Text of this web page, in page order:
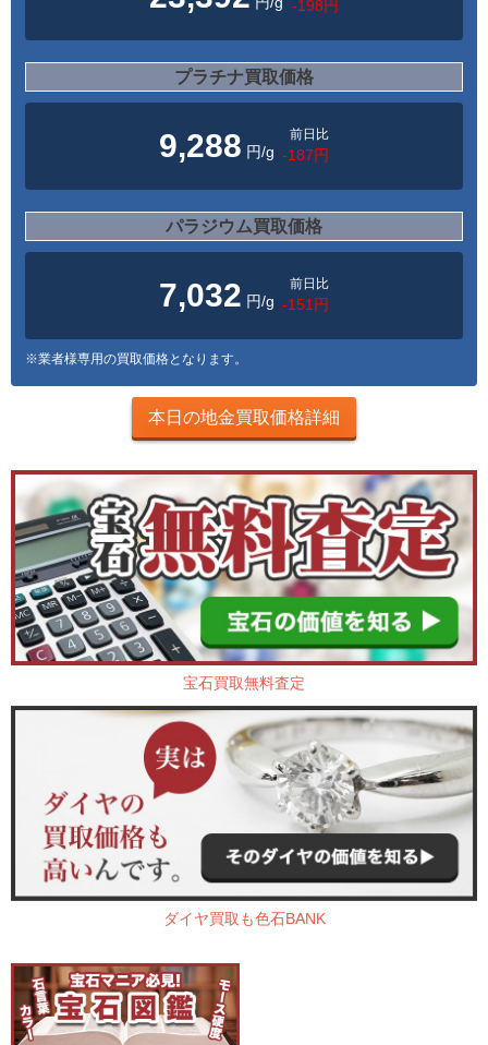
-198円
プラチナ買取価格
9,288 円/g
前日比
-187円
パラジウム買取価格
7,032 円/g
前日比
-151円
※業者様専用の買取価格となります。
本日の地金買取価格詳細
宝石買取無料査定
ダイヤ買取も色石BANK